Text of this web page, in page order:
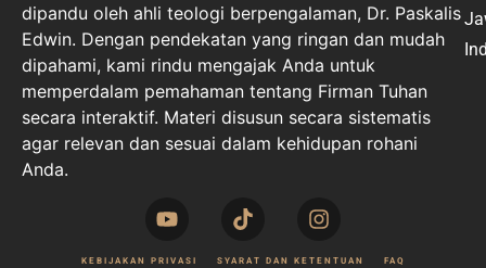
dipandu oleh ahli teologi berpengalaman, Dr. Paskalis
Edwin. Dengan pendekatan yang ringan dan mudah
dipahami, kami rindu mengajak Anda untuk
memperdalam pemahaman tentang Firman Tuhan
secara interaktif. Materi disusun secara sistematis
agar relevan dan sesuai dalam kehidupan rohani
Anda.
KEBIJAKAN PRIVASI SYARAT DAN KETENTUAN FAQ